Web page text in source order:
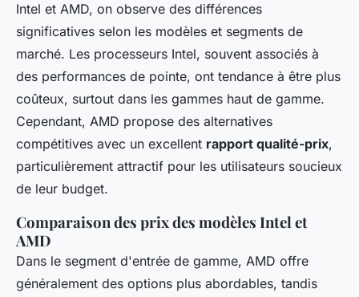
Intel et AMD, on observe des différences
significatives selon les modèles et segments de
marché. Les processeurs Intel, souvent associés à
des performances de pointe, ont tendance à être plus
coûteux, surtout dans les gammes haut de gamme.
Cependant, AMD propose des alternatives
compétitives avec un excellent rapport qualité-prix,
particulièrement attractif pour les utilisateurs soucieux
de leur budget.
Comparaison des prix des modèles Intel et
AMD
Dans le segment d'entrée de gamme, AMD offre
généralement des options plus abordables, tandis